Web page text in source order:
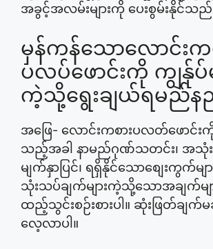
အခွင့်အလမ်းများကို ပေးစွမ်းနိုင်သည်
မှန်ကန်သောလောင်းက
ပလပ်ဖောင်းကို ကျွန်ု
ကဲ့သို့ရွေးချယ်ရမည်န
အဖြေ- လောင်းကစားပလတ်ဖောင်း
သည့်အခါ နာမည်ဂုဏ်သတင်း၊ အသုံ
မျက်နှာပြင်၊ ရရှိနိုင်သောစျေးကွက်
သုံးသပ်ချက်များကဲ့သို့သောအချက်မျ
ထည့်သွင်းစဉ်းစားပါ။ ဆုံးဖြတ်ချက်မ
လေ့လာပါ။